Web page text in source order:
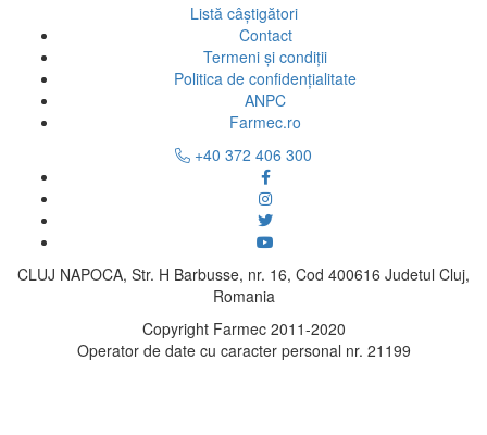
Listă câștigători
Contact
Termeni și condiții
Politica de confidențialitate
ANPC
Farmec.ro
+40 372 406 300
CLUJ NAPOCA, Str. H Barbusse, nr. 16, Cod 400616 Judetul Cluj,
Romania
Copyright Farmec 2011-2020
Operator de date cu caracter personal nr. 21199